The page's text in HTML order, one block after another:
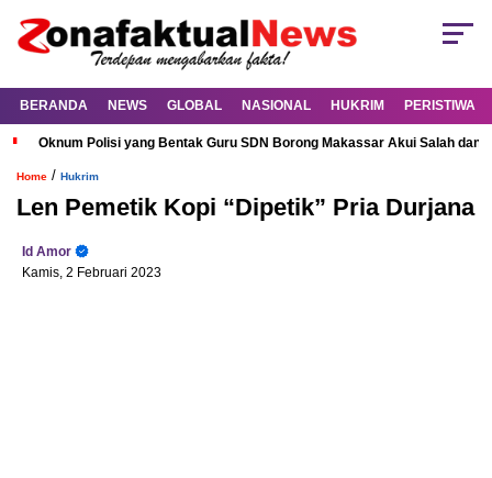
BERANDA NEWS GLOBAL NASIONAL HUKRIM PERISTIWA
Oknum Polisi yang Bentak Guru SDN Borong Makassar Akui Salah dan
Home / Hukrim
Len Pemetik Kopi “Dipetik” Pria Durjana
Id Amor
Kamis, 2 Februari 2023